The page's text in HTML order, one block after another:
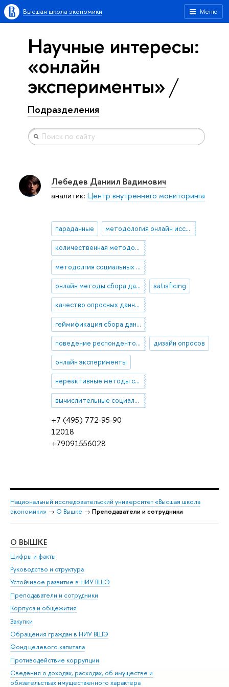
Меню
Высшая школа экономики
Научные интересы:
«онлайн
эксперименты»
Подразделения
+7 (495) 772-95-90
12018
+79091556028
Лебедев Даниил Вадимович
аналитик: Центр внутреннего мониторинга
параданные методология онлайн исследований
количественная методология
методолгия социальных наук
онлайн методы сбора данных satisficing
качество опросных данных
геймификация сбора данных
поведение респондентов онлайн опросов дизайн опросов
онлайн эксперименты
нереактивные методы сбора данных
вычислительные социальные науки
Национальный исследовательский университет «Высшая школа
экономики» → О Вышке → Преподаватели и сотрудники
О ВЫШКЕ
Цифры и факты
Руководство и структура
Устойчивое развитие в НИУ ВШЭ
Преподаватели и сотрудники
Корпуса и общежития
Закупки
Обращения граждан в НИУ ВШЭ
Фонд целевого капитала
Противодействие коррупции
Сведения о доходах, расходах, об имуществе и
обязательствах имущественного характера